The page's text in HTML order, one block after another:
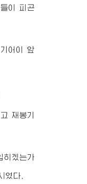
이 피곤
어이 앞
재봉기
히겠는가
였다.